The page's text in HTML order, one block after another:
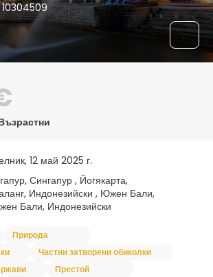
10304509
12 май 2025 г.
Сингапур , Йогякарта,
Индонезийски , Южен Бали,
Бали, Индонезийски
Природа
Частни затворени обиколки
Престой